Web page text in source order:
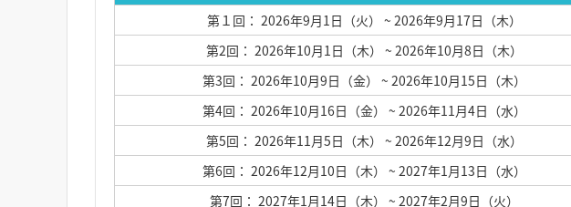
第１回： 2026年9月1日（火） ~ 2026年9月17日（木）
第2回： 2026年10月1日（木） ~ 2026年10月8日（木）
第3回： 2026年10月9日（金） ~ 2026年10月15日（木）
第4回： 2026年10月16日（金） ~ 2026年11月4日（水）
第5回： 2026年11月5日（木） ~ 2026年12月9日（水）
第6回： 2026年12月10日（木） ~ 2027年1月13日（水）
第7回： 2027年1月14日（木） ~ 2027年2月9日（火）